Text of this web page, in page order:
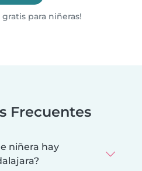
para niñeras!
Frecuentes
niñera hay